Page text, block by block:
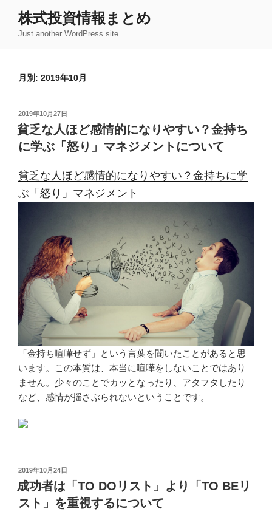
株式投資情報まとめ
Just another WordPress site
月別: 2019年10月
投
稿
日:
2019年10月27日
貧乏な人ほど感情的になりやすい？金持ち
に学ぶ「怒り」マネジメントについて
貧乏な人ほど感情的になりやすい？金持ちに学
ぶ「怒り」マネジメント
「金持ち喧嘩せず」という言葉を聞いたことがあると思
います。この本質は、本当に喧嘩をしないことではあり
ません。少々のことでカッとなったり、アタフタしたり
など、感情が揺さぶられないということです。
投
稿
日:
2019年10月24日
成功者は「TO DOリスト」より「TO BEリ
スト」を重視するについて